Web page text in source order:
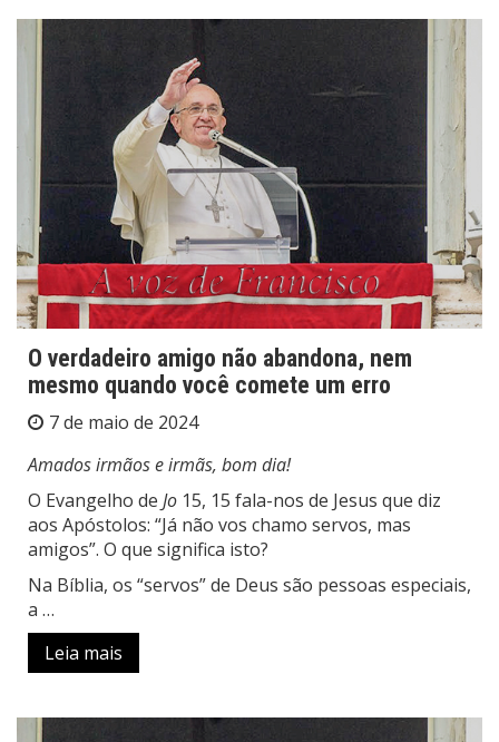
O verdadeiro amigo não abandona, nem
mesmo quando você comete um erro
7 de maio de 2024
Amados irmãos e irmãs, bom dia!
O Evangelho de Jo 15, 15 fala-nos de Jesus que diz
aos Apóstolos: “Já não vos chamo servos, mas
amigos”. O que significa isto?
Na Bíblia, os “servos” de Deus são pessoas especiais,
a …
Leia mais